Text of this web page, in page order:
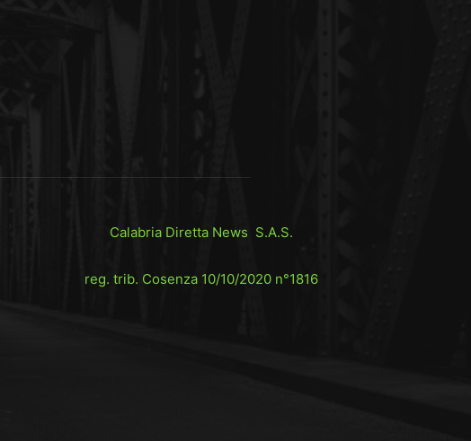
Calabria Diretta News S.A.S.
reg. trib. Cosenza 10/10/2020 n°1816